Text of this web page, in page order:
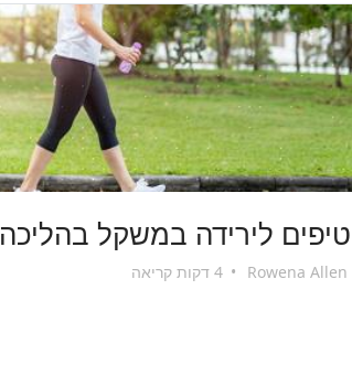
טיפים לירידה במשקל בהליכה
Rowena Allen
•